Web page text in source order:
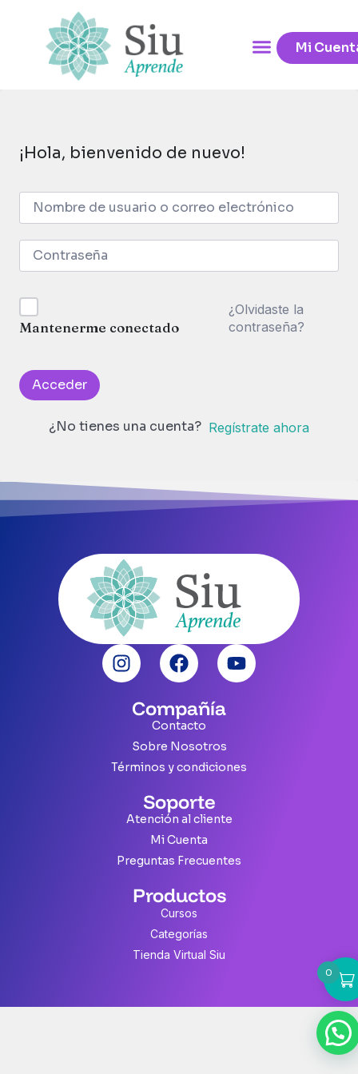
Mi
¡Hola, bienvenido de nuevo!
Mantenerme conectado
¿Olvidaste la
contraseña?
Acceder
¿No tienes una cuenta? Regístrate ahora
Compañía
Contacto
Sobre Nosotros
Términos y condiciones
Soporte
Atención al cliente
Mi Cuenta
Preguntas Frecuentes
Productos
Cursos
Categorías
Tienda Virtual Siu
0